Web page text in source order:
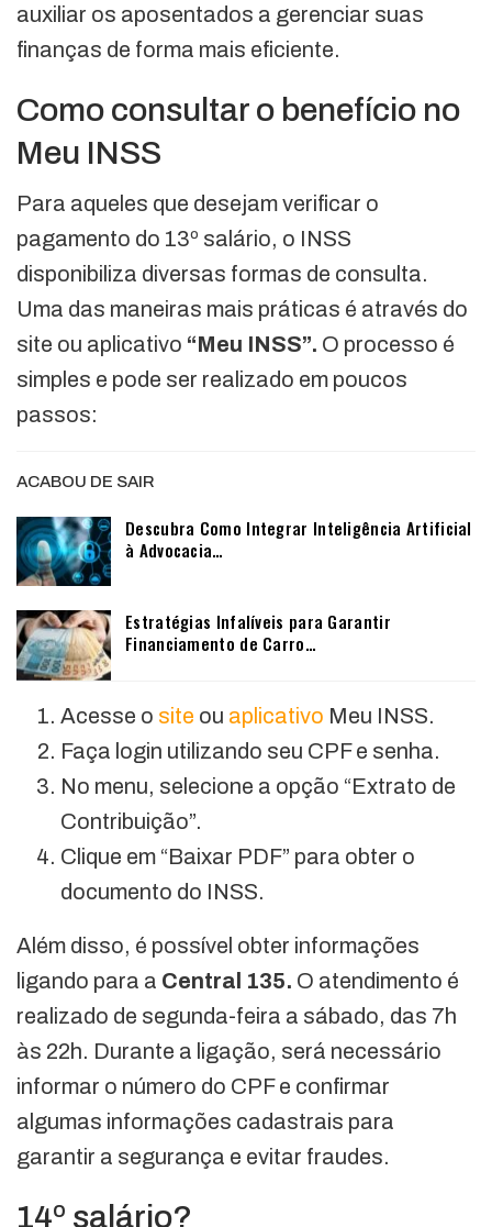
auxiliar os aposentados a gerenciar suas
finanças de forma mais eficiente.
Como consultar o benefício no
Meu INSS
Para aqueles que desejam verificar o
pagamento do 13º salário, o INSS
disponibiliza diversas formas de consulta.
Uma das maneiras mais práticas é através do
site ou aplicativo “Meu INSS”. O processo é
simples e pode ser realizado em poucos
passos:
ACABOU DE SAIR
Descubra Como Integrar Inteligência Artificial
à Advocacia…
Estratégias Infalíveis para Garantir
Financiamento de Carro…
Acesse o site ou aplicativo Meu INSS.
Faça login utilizando seu CPF e senha.
No menu, selecione a opção “Extrato de
Contribuição”.
Clique em “Baixar PDF” para obter o
documento do INSS.
Além disso, é possível obter informações
ligando para a Central 135. O atendimento é
realizado de segunda-feira a sábado, das 7h
às 22h. Durante a ligação, será necessário
informar o número do CPF e confirmar
algumas informações cadastrais para
garantir a segurança e evitar fraudes.
14º salário?